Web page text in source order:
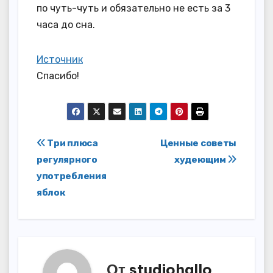
по чуть-чуть и обязательно не есть за 3
часа до сна.
Источник
Спасибо!
Навигация
по
записям
Ценные советы
худеющим
Три плюса
регулярного
употребления
яблок